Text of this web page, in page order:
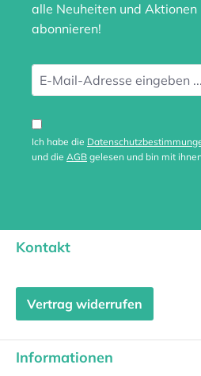
alle Neuheiten und
abonnieren!
Ich habe die
und die AGB gelesen und bin mit
Kontakt
Vertrag widerrufen
Informationen